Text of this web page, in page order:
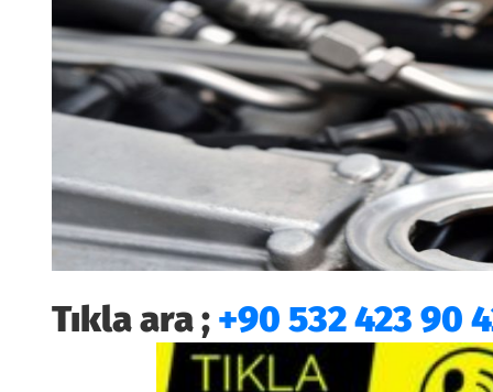
Tıkla ara ; +90 532 423 90